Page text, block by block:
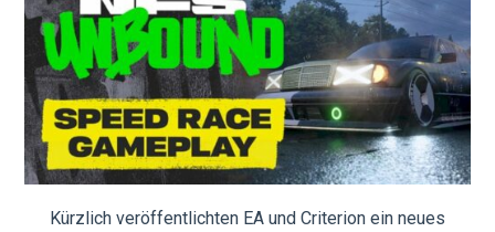
Kürzlich veröffentlichten EA und Criterion ein neues